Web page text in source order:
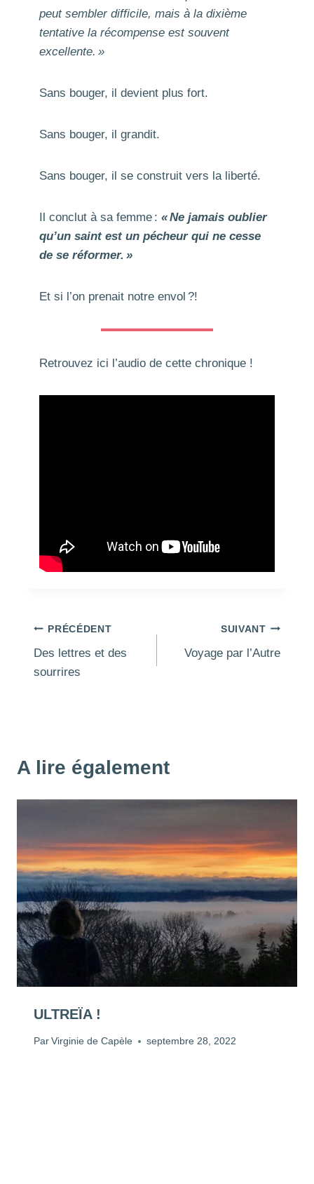
peut sembler difficile, mais à la dixième
tentative la récompense est souvent
excellente. »
Sans bouger, il devient plus fort.
Sans bouger, il grandit.
Sans bouger, il se construit vers la liberté.
Il conclut à sa femme : « Ne jamais oublier
qu’un saint est un pécheur qui ne cesse
de se réformer. »
Et si l’on prenait notre envol ?!
Retrouvez ici l’audio de cette chronique !
Navigation
de
PRÉCÉDENT
Des lettres et des
sourrires
SUIVANT
Voyage par l’Autre
A lire également
ULTREÏA !
Par Virginie de Capèle septembre 28, 2022